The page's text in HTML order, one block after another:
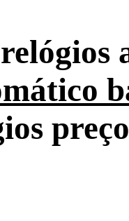
relógios
preço